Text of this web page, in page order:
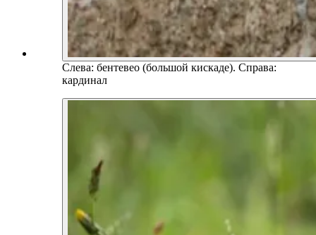
Слева: бентевео (большой кискаде). Справа:
кардинал